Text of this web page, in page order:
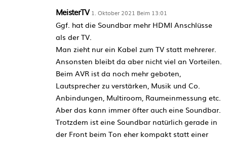
MeisterTV 1. Oktober 2021 Beim 13:01
Ggf. hat die Soundbar mehr HDMI Anschlüsse
als der TV.
Man zieht nur ein Kabel zum TV statt mehrerer.
Ansonsten bleibt da aber nicht viel an Vorteilen.
Beim AVR ist da noch mehr geboten,
Lautsprecher zu verstärken, Musik und Co.
Anbindungen, Multiroom, Raumeinmessung etc.
Aber das kann immer öfter auch eine Soundbar.
Trotzdem ist eine Soundbar natürlich gerade in
der Front beim Ton eher kompakt statt einer